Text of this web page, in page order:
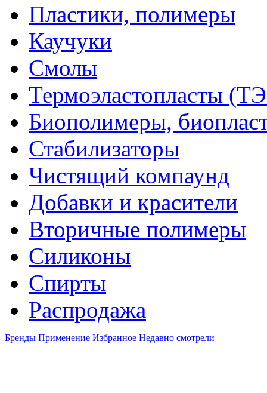
Пластики, полимеры
Каучуки
Смолы
Термоэластопласты
Биополимеры,
Стабилизаторы
Чистящий компаунд
Добавки и красители
Вторичные полимеры
Силиконы
Спирты
Распродажа
Бренды Применение Избранное Недавно смотрели